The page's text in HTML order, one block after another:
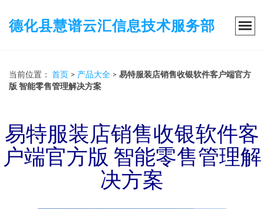
德化县慧谱云汇信息技术服务部
当前位置： 首页 > 产品大全 > 易特服装店销售收银软件客户端官方
版 智能零售管理解决方案
易特服装店销售收银软件客
户端官方版 智能零售管理解
决方案